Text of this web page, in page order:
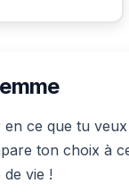
ce que tu
ton choix à
vie !